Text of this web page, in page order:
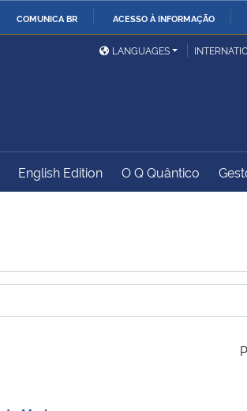
COMUNICA BR ACESSO À INFORMAÇÃO
Ministério das Relações
Exteriores
Controladoria-Geral da
LANGUAGES
English Edition O Q Quântico